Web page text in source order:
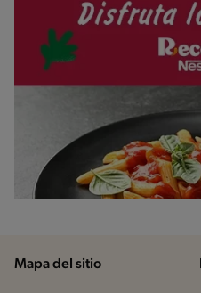
Mapa del sitio